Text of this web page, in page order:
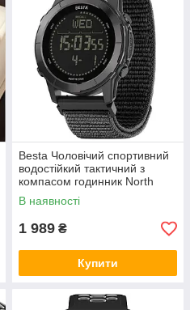
Besta Чоловічий спортивний
водостійкий тактичний з
компасом годинник North
Edge Besta Trail с компасом
В наявності
1 989 ₴
Купити